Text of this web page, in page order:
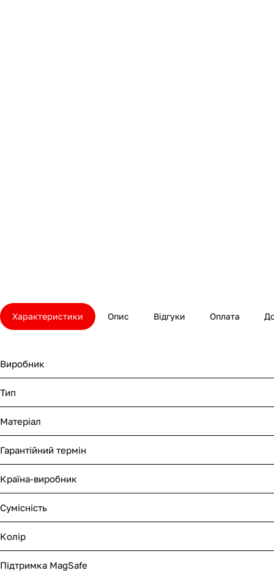
Характеристики Опис Відгуки Оплата
Виробник
Тип
Матеріал
Гарантійний термін
Країна-виробник
Сумісність
Колір
Підтримка MagSafe